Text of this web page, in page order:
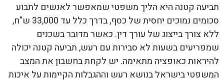
תביעה קטנה היא הליך משפטי שמאפשר לאנשים לתבוע
סכומים נמוכים יחסית של כסף, בדרך כלל עד 33,000 ש"ח,
ללא צורך בייצוג של עורך דין. כאשר מדובר בשכנים
שמפריעים בשעות לא סבירות עם רעש, תביעה קטנה יכולה
להיראות כאופציה מתאימה. יש לקחת בחשבון את המצב
המשפטי בישראל בנושא רעש וההגבלות הקיימות על איכות